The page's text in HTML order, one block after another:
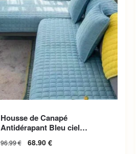
Housse de Canapé
Antidérapant Bleu ciel
96.99€ 68.90 €